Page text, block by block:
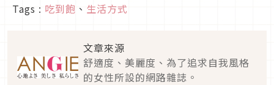
Tags : 吃到飽 、 生活方式
文章來源
舒適度、美麗度、為了追求自我風格
的女性所設的網路雜誌。